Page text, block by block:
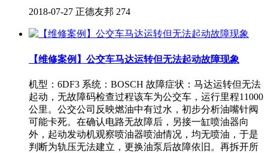
2018-07-27 正德友邦 274
【维修案例】公交车马达运转但无法起动故障现象
机型：6DF3 系统：BOSCH 故障症状：马达运转但无法
起动，无故障码检查过程该车为公交车，运行里程11000
公里。公交公司反映燃油中有过水，初步分析油嘴针阀
可能卡死。在确认电路无故障后，另接一缸喷油器向
外，起动发动机观察喷油器喷油情况，均无喷油，于是
判断为轨压无法建立，更换油泵后故障依旧。再拆开所